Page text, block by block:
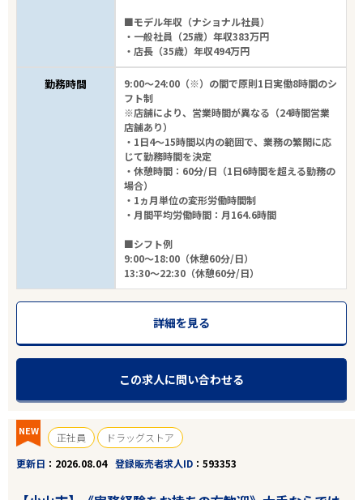
■モデル年収（ナショナル社員）
・一般社員（25歳）年収383万円
・店長（35歳）年収494万円
勤務時間
9:00～24:00（※）の間で原則1日実働8時間のシ
フト制
※店舗により、営業時間が異なる（24時間営業
店舗あり）
・1日4～15時間以内の範囲で、業務の繁閑に応
じて勤務時間を決定
・休憩時間：60分/日（1日6時間を超える勤務の
場合）
・1ヵ月単位の変形労働時間制
・月間平均労働時間：月164.6時間
■シフト例
9:00～18:00（休憩60分/日）
13:30～22:30（休憩60分/日）
詳細を見る
この求人に問い合わせる
NEW 正社員
ドラッグストア
更新日
2026.08.04 登録販売者求人ID 593353